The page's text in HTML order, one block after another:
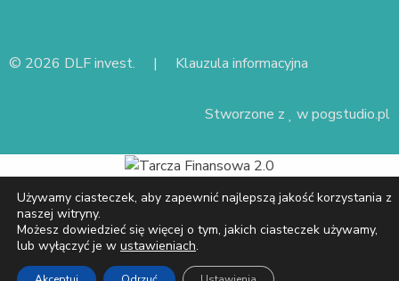
© 2026 DLF invest. | Klauzula informacyjna
Stworzone z wpogstudio.pl
Używamy ciasteczek, aby zapewnić najlepszą jakość korzystania z
naszej witryny.
Możesz dowiedzieć się więcej o tym, jakich ciasteczek używamy,
lub wyłączyć je w ustawieniach.